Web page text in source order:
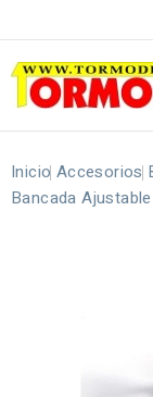
Inicio Accesorios
Bancada